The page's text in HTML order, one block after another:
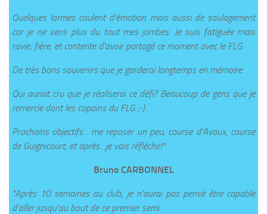
Quelques larmes coulent d'émotion mais aussi de soulagement
car je ne sens plus du tout mes jambes. Je suis fatiguée mais
ravie, fière, et contente d'avoir partagé ce moment avec le FLG.
De très bons souvenirs que je garderai longtemps en mémoire.
Qui aurait cru que je réaliserai ce défi? Beaucoup de gens que je
remercie dont les copains du FLG ;-).
Prochains objectifs : me reposer un peu, course d'Avaux, course
de Guignicourt, et après…je vais réfléchir!".
Bruno CARBONNEL
"Après 10 semaines au club, je n'aurai pas pensé être capable
d'aller jusqu'au bout de ce premier semi.